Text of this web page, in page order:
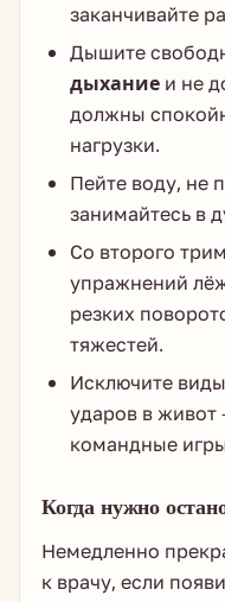
заканчивайте
Дышите
дыхание и не
должны
нагрузки.
Пейте воду, не
занимайтесь в
Со второго
упражнений
резких
тяжестей.
Исключите
ударов в живот
командные
Когда нужно
Немедленно
к врачу, если